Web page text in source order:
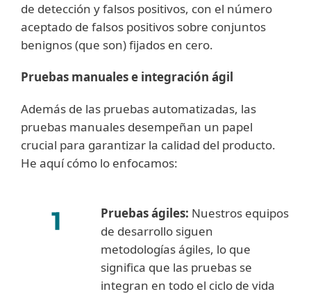
de detección y falsos positivos, con el número
aceptado de falsos positivos sobre conjuntos
benignos (que son) fijados en cero.
Pruebas manuales e integración ágil
Además de las pruebas automatizadas, las
pruebas manuales desempeñan un papel
crucial para garantizar la calidad del producto.
He aquí cómo lo enfocamos:
Pruebas ágiles: Nuestros equipos
de desarrollo siguen
metodologías ágiles, lo que
significa que las pruebas se
integran en todo el ciclo de vida